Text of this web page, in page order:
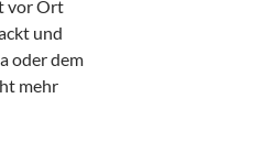
vor Ort
und
oder dem
mehr